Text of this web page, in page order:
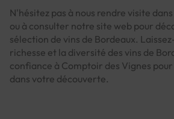
N'hésitez pas à nous rendre visite
ou à consulter notre site web pour
sélection de vins de Bordeaux.
richesse et la diversité des vins de
confiance à Comptoir des Vignes
dans votre découverte.